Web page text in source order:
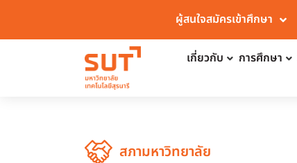
ผู้สนใจสมัครเข้าศึกษา
เกี่ยวกับ การศึกษา
สภามหาวิทยาลัย